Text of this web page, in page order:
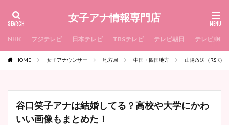
女子アナ情報専門店
NHK フジテレビ 日本テレビ TBSテレビ テレビ朝日 テレビ東京
HOME 女子アナウンサー 地方局 中国・四国地方 山陽放送（RSK）
谷口笑子アナは結婚してる？高校や大学にかわ
いい画像もまとめた！